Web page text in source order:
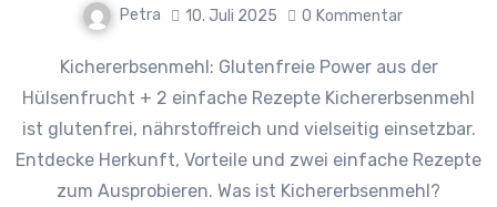
Petra 10. Juli 2025 0 Kommentar
Kichererbsenmehl: Glutenfreie Power aus der
Hülsenfrucht + 2 einfache Rezepte Kichererbsenmehl
ist glutenfrei, nährstoffreich und vielseitig einsetzbar.
Entdecke Herkunft, Vorteile und zwei einfache Rezepte
zum Ausprobieren. Was ist Kichererbsenmehl?